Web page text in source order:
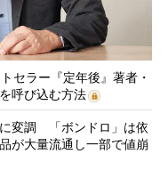
セラー『定年後』著者・
呼び込む方法
変調 「ボンドロ」は依
が大量流通し一部で値崩